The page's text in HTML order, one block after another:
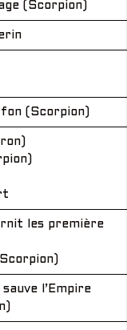
(Scorpion)
(Scorpion)
les première
l’Empire